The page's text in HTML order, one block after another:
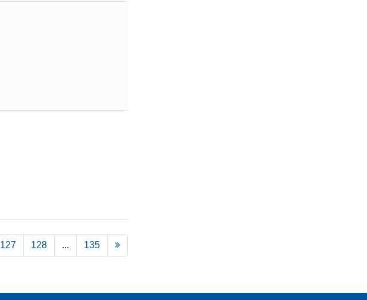
127 128 ... 135